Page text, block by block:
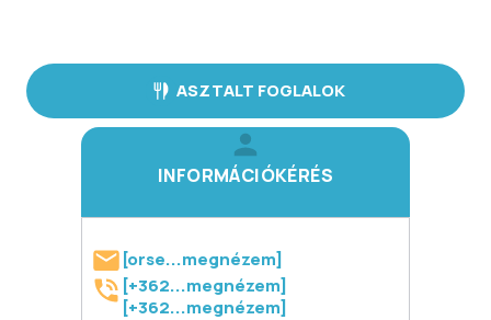
ASZTALT FOGLALOK
INFORMÁCIÓKÉRÉS
[orse...megnézem]
[+362...megnézem]
[+362...megnézem]